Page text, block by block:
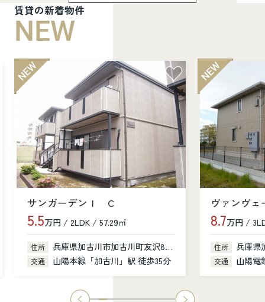
賃貸の新着物件
NEW
サンガーデンⅠ C
5.5万円 / 2LDK / 57.29㎡
住所 兵庫県加古川市加古川町友沢80-1
交通 山陽本線「加古川」駅 徒歩35分
ヴァンヴェ
8.7万円 /
住所 兵庫県加
交通 山陽電